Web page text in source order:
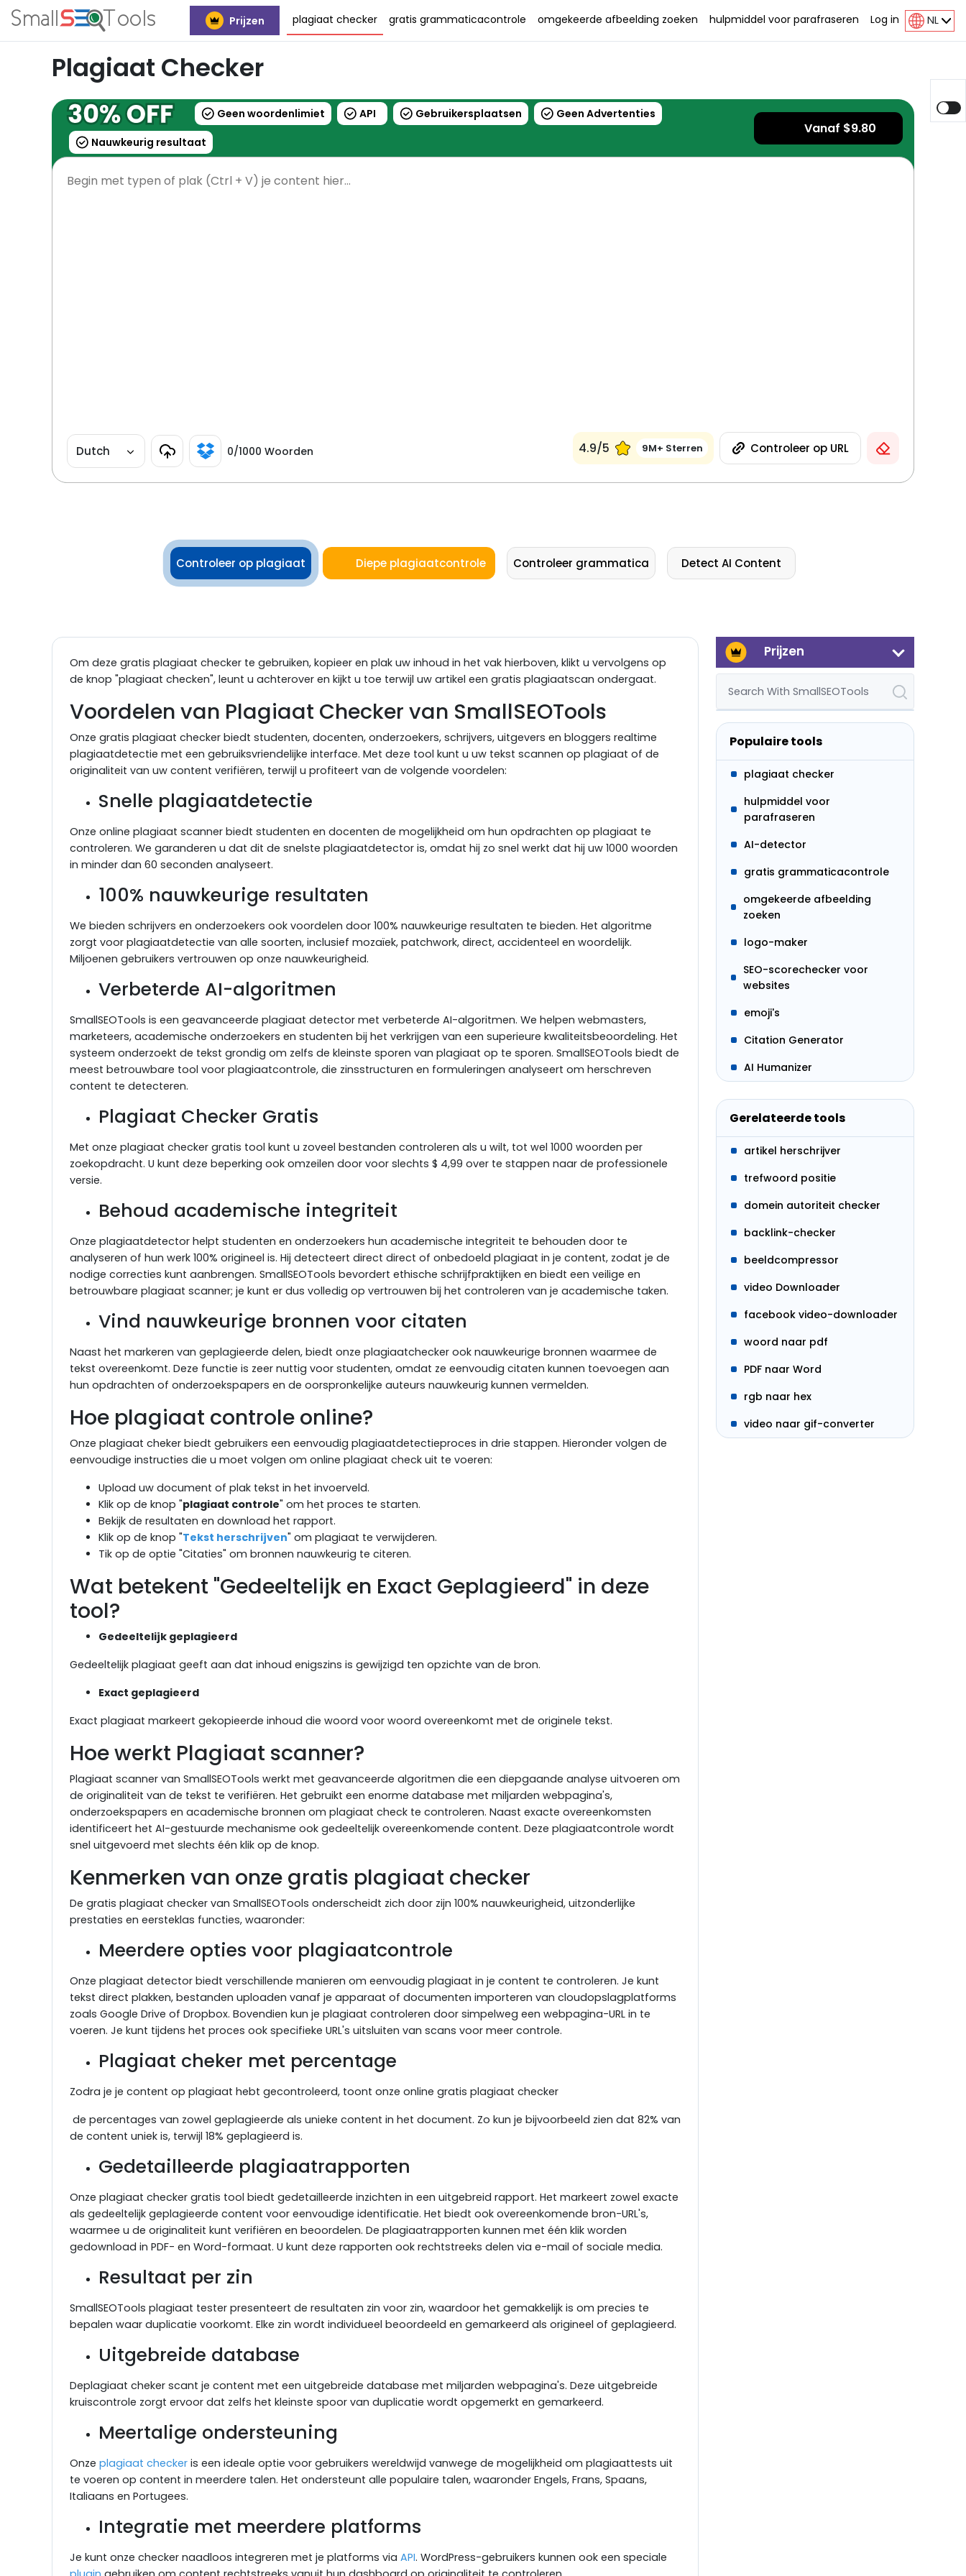
Prijzen plagiaat checker gratis grammaticacontrole omgekeerde afbeelding zoeken hulpmiddel voor parafraseren Log in NL
Plagiaat Checker
Geen woordenlimiet API Gebruikersplaatsen
Geen Advertenties
Nauwkeurig resultaat
Vanaf $9.80
Dutch 0/1000 Woorden 4.9/5 9M+ Sterren Controleer op URL
Controleer op plagiaat Diepe plagiaatcontrole Controleer grammatica Detect AI Content
Om deze gratis plagiaat checker te gebruiken, kopieer en plak uw inhoud in het vak hierboven, klikt u vervolgens op
de knop "plagiaat checken", leunt u achterover en kijkt u toe terwijl uw artikel een gratis plagiaatscan ondergaat.
Voordelen van Plagiaat Checker van SmallSEOTools
Onze gratis plagiaat checker biedt studenten, docenten, onderzoekers, schrijvers, uitgevers en bloggers realtime
plagiaatdetectie met een gebruiksvriendelijke interface. Met deze tool kunt u uw tekst scannen op plagiaat of de
originaliteit van uw content verifiëren, terwijl u profiteert van de volgende voordelen:
Snelle plagiaatdetectie
Onze online plagiaat scanner biedt studenten en docenten de mogelijkheid om hun opdrachten op plagiaat te
controleren. We garanderen u dat dit de snelste plagiaatdetector is, omdat hij zo snel werkt dat hij uw 1000 woorden
in minder dan 60 seconden analyseert.
100% nauwkeurige resultaten
We bieden schrijvers en onderzoekers ook voordelen door 100% nauwkeurige resultaten te bieden. Het algoritme
zorgt voor plagiaatdetectie van alle soorten, inclusief mozaïek, patchwork, direct, accidenteel en woordelijk.
Miljoenen gebruikers vertrouwen op onze nauwkeurigheid.
Verbeterde AI-algoritmen
SmallSEOTools is een geavanceerde plagiaat detector met verbeterde AI-algoritmen. We helpen webmasters,
marketeers, academische onderzoekers en studenten bij het verkrijgen van een superieure kwaliteitsbeoordeling. Het
systeem onderzoekt de tekst grondig om zelfs de kleinste sporen van plagiaat op te sporen. SmallSEOTools biedt de
meest betrouwbare tool voor plagiaatcontrole, die zinsstructuren en formuleringen analyseert om herschreven
content te detecteren.
Plagiaat Checker Gratis
Met onze plagiaat checker gratis tool kunt u zoveel bestanden controleren als u wilt, tot wel 1000 woorden per
zoekopdracht. U kunt deze beperking ook omzeilen door voor slechts $ 4,99 over te stappen naar de professionele
versie.
Behoud academische integriteit
Onze plagiaatdetector helpt studenten en onderzoekers hun academische integriteit te behouden door te
analyseren of hun werk 100% origineel is. Hij detecteert direct direct of onbedoeld plagiaat in je content, zodat je de
nodige correcties kunt aanbrengen. SmallSEOTools bevordert ethische schrijfpraktijken en biedt een veilige en
betrouwbare plagiaat scanner; je kunt er dus volledig op vertrouwen bij het controleren van je academische taken.
Vind nauwkeurige bronnen voor citaten
Naast het markeren van geplagieerde delen, biedt onze plagiaatchecker ook nauwkeurige bronnen waarmee de
tekst overeenkomt. Deze functie is zeer nuttig voor studenten, omdat ze eenvoudig citaten kunnen toevoegen aan
hun opdrachten of onderzoekspapers en de oorspronkelijke auteurs nauwkeurig kunnen vermelden.
Hoe plagiaat controle online?
Onze plagiaat cheker biedt gebruikers een eenvoudig plagiaatdetectieproces in drie stappen. Hieronder volgen de
eenvoudige instructies die u moet volgen om online plagiaat check uit te voeren:
Upload uw document of plak tekst in het invoerveld.
Klik op de knop "plagiaat controle" om het proces te starten.
Bekijk de resultaten en download het rapport.
Klik op de knop "Tekst herschrijven" om plagiaat te verwijderen.
Tik op de optie "Citaties" om bronnen nauwkeurig te citeren.
Wat betekent "Gedeeltelijk en Exact Geplagieerd" in deze
tool?
Gedeeltelijk geplagieerd
Gedeeltelijk plagiaat geeft aan dat inhoud enigszins is gewijzigd ten opzichte van de bron.
Exact geplagieerd
Exact plagiaat markeert gekopieerde inhoud die woord voor woord overeenkomt met de originele tekst.
Hoe werkt Plagiaat scanner?
Plagiaat scanner van SmallSEOTools werkt met geavanceerde algoritmen die een diepgaande analyse uitvoeren om
de originaliteit van de tekst te verifiëren. Het gebruikt een enorme database met miljarden webpagina's,
onderzoekspapers en academische bronnen om plagiaat check te controleren. Naast exacte overeenkomsten
identificeert het AI-gestuurde mechanisme ook gedeeltelijk overeenkomende content. Deze plagiaatcontrole wordt
snel uitgevoerd met slechts één klik op de knop.
Kenmerken van onze gratis plagiaat checker
De gratis plagiaat checker van SmallSEOTools onderscheidt zich door zijn 100% nauwkeurigheid, uitzonderlijke
prestaties en eersteklas functies, waaronder:
Meerdere opties voor plagiaatcontrole
Onze plagiaat detector biedt verschillende manieren om eenvoudig plagiaat in je content te controleren. Je kunt
tekst direct plakken, bestanden uploaden vanaf je apparaat of documenten importeren van cloudopslagplatforms
zoals Google Drive of Dropbox. Bovendien kun je plagiaat controleren door simpelweg een webpagina-URL in te
voeren. Je kunt tijdens het proces ook specifieke URL's uitsluiten van scans voor meer controle.
Plagiaat cheker met percentage
Zodra je je content op plagiaat hebt gecontroleerd, toont onze online gratis plagiaat checker
de percentages van zowel geplagieerde als unieke content in het document. Zo kun je bijvoorbeeld zien dat 82% van
de content uniek is, terwijl 18% geplagieerd is.
Gedetailleerde plagiaatrapporten
Onze plagiaat checker gratis tool biedt gedetailleerde inzichten in een uitgebreid rapport. Het markeert zowel exacte
als gedeeltelijk geplagieerde content voor eenvoudige identificatie. Het biedt ook overeenkomende bron-URL's,
waarmee u de originaliteit kunt verifiëren en beoordelen. De plagiaatrapporten kunnen met één klik worden
gedownload in PDF- en Word-formaat. U kunt deze rapporten ook rechtstreeks delen via e-mail of sociale media.
Resultaat per zin
SmallSEOTools plagiaat tester presenteert de resultaten zin voor zin, waardoor het gemakkelijk is om precies te
bepalen waar duplicatie voorkomt. Elke zin wordt individueel beoordeeld en gemarkeerd als origineel of geplagieerd.
Uitgebreide database
Deplagiaat cheker scant je content met een uitgebreide database met miljarden webpagina's. Deze uitgebreide
kruiscontrole zorgt ervoor dat zelfs het kleinste spoor van duplicatie wordt opgemerkt en gemarkeerd.
Meertalige ondersteuning
Onze plagiaat checker is een ideale optie voor gebruikers wereldwijd vanwege de mogelijkheid om plagiaattests uit
te voeren op content in meerdere talen. Het ondersteunt alle populaire talen, waaronder Engels, Frans, Spaans,
Italiaans en Portugees.
Integratie met meerdere platforms
Je kunt onze checker naadloos integreren met je platforms via API. WordPress-gebruikers kunnen ook een speciale
Prijzen
Populaire tools
plagiaat checker
hulpmiddel voor
parafraseren
AI-detector
gratis grammaticacontrole
omgekeerde afbeelding
zoeken
logo-maker
SEO-scorechecker voor
websites
emoji's
Citation Generator
AI Humanizer
Gerelateerde tools
artikel herschrijver
trefwoord positie
domein autoriteit checker
backlink-checker
beeldcompressor
video Downloader
facebook video-downloader
woord naar pdf
PDF naar Word
rgb naar hex
video naar gif-converter